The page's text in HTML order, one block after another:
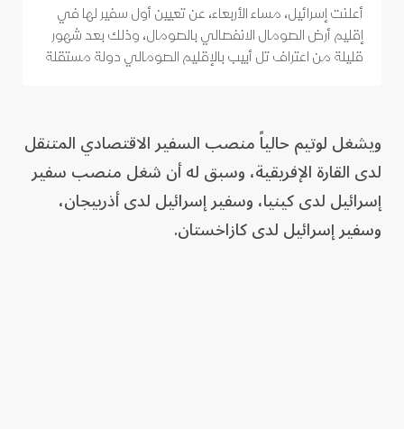
أعلنت إسرائيل، مساء الأربعاء، عن تعيين أول سفير لها في
إقليم أرض الصومال الانفصالي بالصومال، وذلك بعد شهور
قليلة من اعتراف تل أبيب بالإقليم الصومالي دولة مستقلة
ويشغل لوتيم حالياً منصب السفير الاقتصادي المتنقل
لدى القارة الإفريقية، وسبق له أن شغل منصب سفير
إسرائيل لدى كينيا، وسفير إسرائيل لدى أذربيجان،
وسفير إسرائيل لدى كازاخستان.